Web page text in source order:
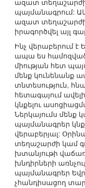
ազատ տեղաշարժի,
պայմանագրում:
ազատ տեղաշարժի
իրագործվել այլ
Ինչ վերաբերում
ապա ես համոզված
միության հետ
մենք կունենանք
տնտեսություն,
հետագայում
կնքելու
Ներկայումս մենք
պայմանագրեր
վերաբերյալ:
տեղաշարժի կամ
խտանյութի
խնդիրների
պայմանագրեր
չհանդիսացող